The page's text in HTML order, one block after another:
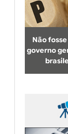
u
s
c
a
Não
governo